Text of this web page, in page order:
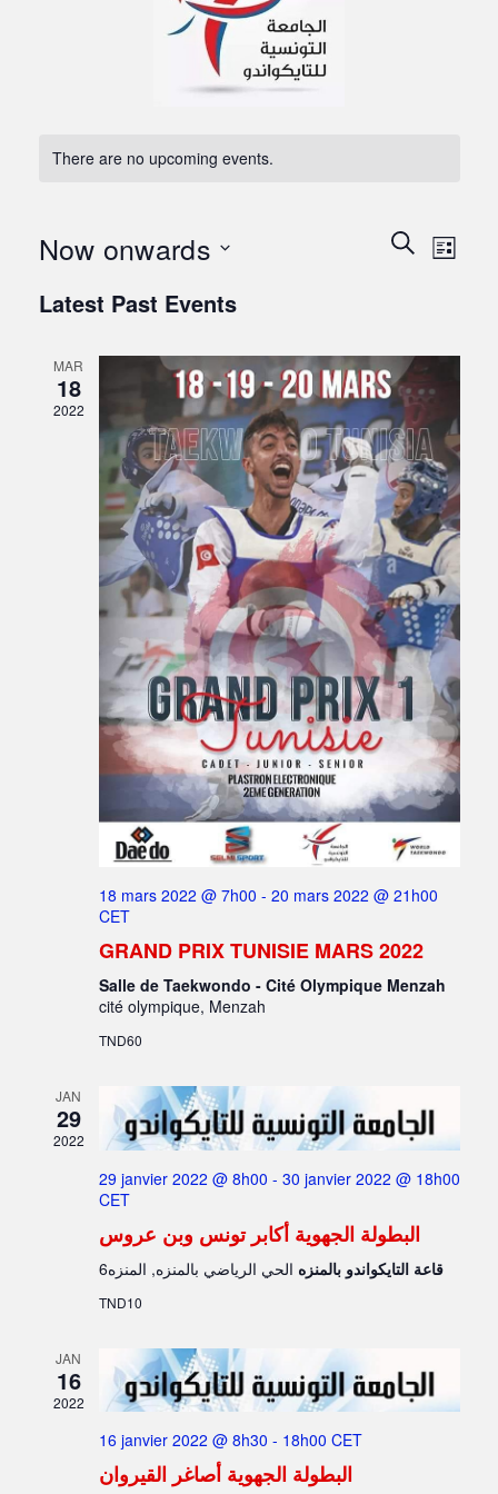
There are no upcoming events.
Events
Views
Search
List
Now onwards
date.
Latest Past Events
MAR
18
2022
18 mars 2022 @ 7h00 - 20 mars 2022 @ 21h00
CET
GRAND PRIX TUNISIE MARS 2022
Salle de Taekwondo - Cité Olympique Menzah
cité olympique, Menzah
TND60
JAN
29
2022
29 janvier 2022 @ 8h00 - 30 janvier 2022 @ 18h00
CET
البطولة الجهوية أكابر تونس وبن عروس
قاعة التايكواندو بالمنزه الحي الرياضي بالمنزه, المنزه6
TND10
JAN
16
2022
16 janvier 2022 @ 8h30 - 18h00 CET